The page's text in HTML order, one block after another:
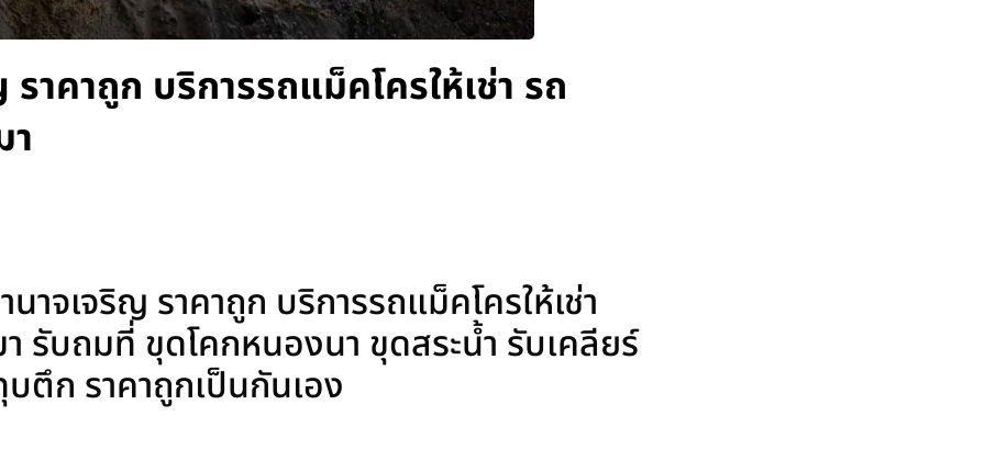
าคาถูก บริการรถแม็คโครให้เช่า รถ
าจเจริญ ราคาถูก บริการรถแม็คโครให้เช่า
รับถมที่ ขุดโคกหนองนา ขุดสระน้ำ รับเคลียร์
ก ราคาถูกเป็นกันเอง